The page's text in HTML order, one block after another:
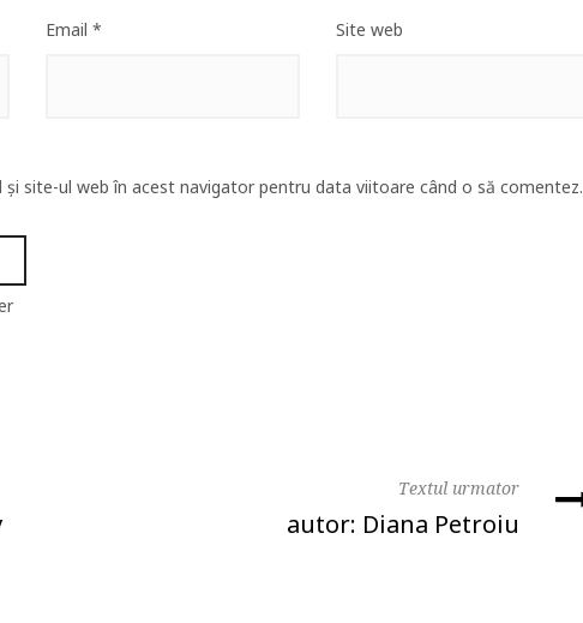
Email * Site web
și site-ul web în acest navigator pentru data viitoare când o să comentez.
Textul urmator
autor: Diana Petroiu